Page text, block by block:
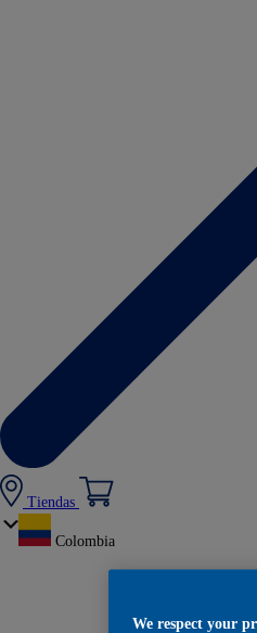
Tiendas
Colombia
We respect your